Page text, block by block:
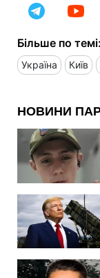
Більше по темі:
Україна Київ